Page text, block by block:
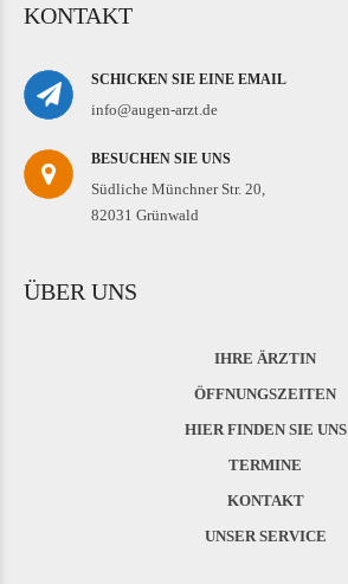
KONTAKT
SCHICKEN SIE EINE EMAIL
info@augen-arzt.de
BESUCHEN SIE UNS
Südliche Münchner Str. 20,
82031 Grünwald
ÜBER UNS
IHRE ÄRZTIN
ÖFFNUNGSZEITEN
HIER FINDEN SIE UNS
TERMINE
KONTAKT
UNSER SERVICE